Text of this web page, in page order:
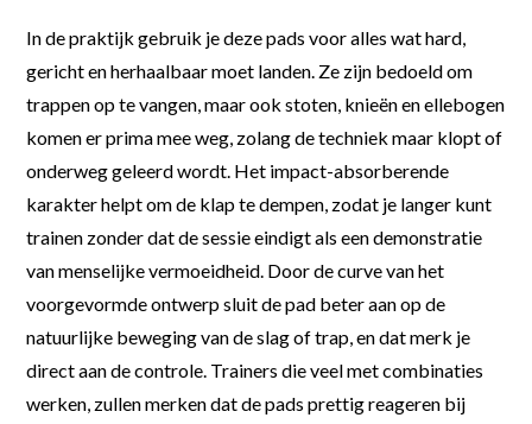
In de praktijk gebruik je deze pads voor alles wat hard,
gericht en herhaalbaar moet landen. Ze zijn bedoeld om
trappen op te vangen, maar ook stoten, knieën en ellebogen
komen er prima mee weg, zolang de techniek maar klopt of
onderweg geleerd wordt. Het impact-absorberende
karakter helpt om de klap te dempen, zodat je langer kunt
trainen zonder dat de sessie eindigt als een demonstratie
van menselijke vermoeidheid. Door de curve van het
voorgevormde ontwerp sluit de pad beter aan op de
natuurlijke beweging van de slag of trap, en dat merk je
direct aan de controle. Trainers die veel met combinaties
werken, zullen merken dat de pads prettig reageren bij